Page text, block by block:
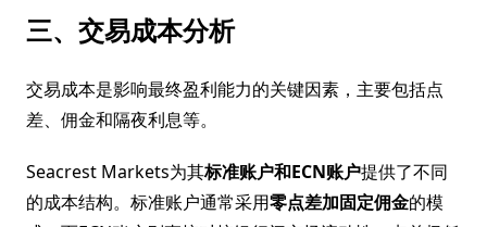
三、交易成本分析
交易成本是影响最终盈利能力的关键因素，主要包括点
差、佣金和隔夜利息等。
Seacrest Markets为其标准账户和ECN账户提供了不同
的成本结构。标准账户通常采用零点差加固定佣金的模